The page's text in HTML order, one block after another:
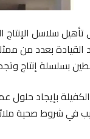
سلاسل
بعدد من
بسلسلة إنتاج
بإيجاد
في شروط صحية